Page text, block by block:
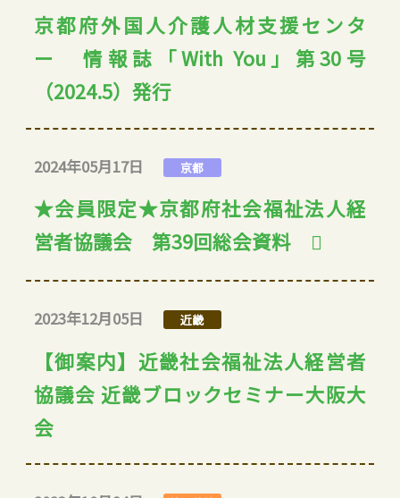
京都府外国人介護人材支援センタ
ー 情報誌「With You」第30号
（2024.5）発行
2024年05月17日 京都
★会員限定★京都府社会福祉法人経
営者協議会 第39回総会資料
2023年12月05日 近畿
【御案内】近畿社会福祉法人経営者
協議会 近畿ブロックセミナー大阪大
会